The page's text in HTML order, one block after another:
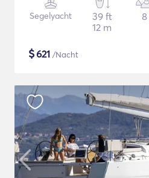
Segelyacht
39 ft
12 m
8
$621 /Nacht